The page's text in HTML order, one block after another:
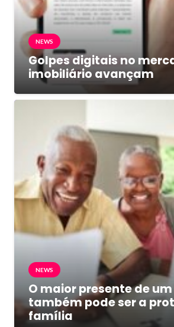
NEWS
Golpes digitais no
imobiliário avançam
NEWS
O maior presente de
também pode ser a
família